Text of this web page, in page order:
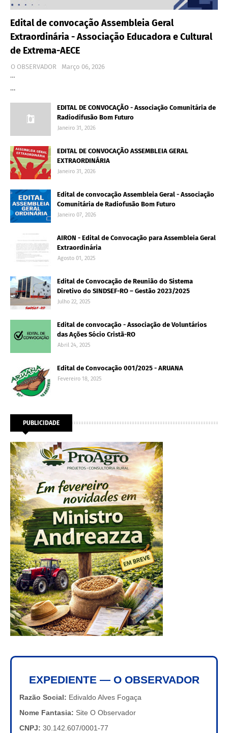
Edital de convocação Assembleia Geral
Extraordinária - Associação Educadora e Cultural
de Extrema-AECE
O OBSERVADOR
Março 06, 2026
…
…
EDITAL DE CONVOCAÇÃO - Associação Comunitária de
Radiodifusão Bom Futuro
Janeiro 31, 2026
EDITAL DE CONVOCAÇÃO ASSEMBLEIA GERAL
EXTRAORDINÁRIA
Janeiro 31, 2026
Edital de convocação Assembleia Geral - Associação
Comunitária de Radiofusão Bom Futuro
Janeiro 07, 2026
AIRON - Edital de Convocação para Assembleia Geral
Extraordinária
Agosto 01, 2025
Edital de Convocação de Reunião do Sistema
Diretivo do SINDSEF-RO – Gestão 2023/2025
Julho 22, 2025
Edital de convocação - Associação de Voluntários
das Ações Sócio Cristã-RO
Abril 24, 2025
Edital de Convocação 001/2025 - ARUANA
Fevereiro 18, 2025
PUBLICIDADE
EXPEDIENTE — O OBSERVADOR
Razão Social: Edivaldo Alves Fogaça
Nome Fantasia: Site O Observador
CNPJ: 30.142.607/0001-77